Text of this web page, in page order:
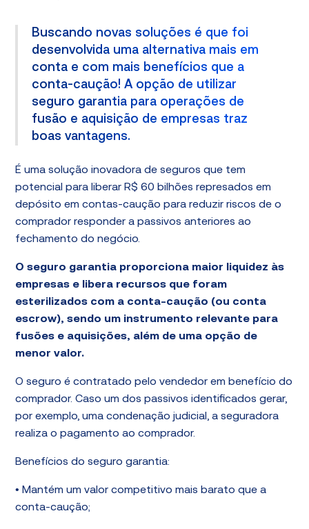
Buscando novas soluções é que foi
desenvolvida uma alternativa mais em
conta e com mais benefícios que a
conta-caução! A opção de utilizar
seguro garantia para operações de
fusão e aquisição de empresas traz
boas vantagens.
É uma solução inovadora de seguros que tem
potencial para liberar R$ 60 bilhões represados em
depósito em contas-caução para reduzir riscos de o
comprador responder a passivos anteriores ao
fechamento do negócio.
O seguro garantia proporciona maior liquidez às
empresas e libera recursos que foram
esterilizados com a conta-caução (ou conta
escrow), sendo um instrumento relevante para
fusões e aquisições, além de uma opção de
menor valor.
O seguro é contratado pelo vendedor em benefício do
comprador. Caso um dos passivos identificados gerar,
por exemplo, uma condenação judicial, a seguradora
realiza o pagamento ao comprador.
Benefícios do seguro garantia:
• Mantém um valor competitivo mais barato que a
conta-caução;